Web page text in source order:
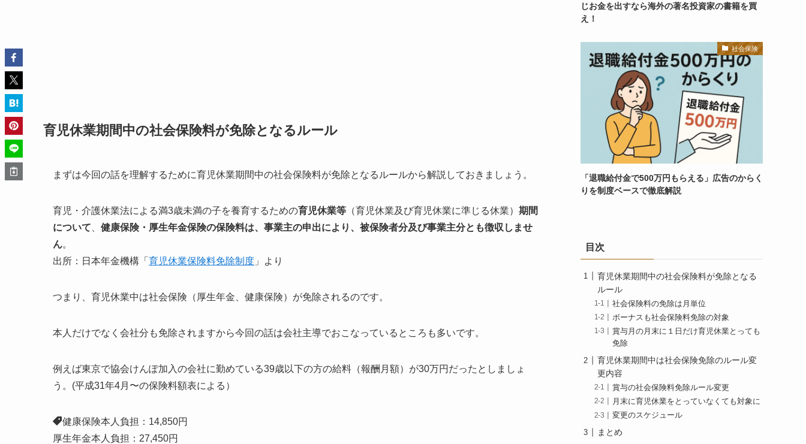
育児休業期間中の社会保険料が免除となるルール
まずは今回の話を理解するために育児休業期間中の社会保険料が免除となるルールから解説しておきましょう。
育児・介護休業法による満3歳未満の子を養育するための育児休業等 （育児休業及び育児休業に準じる休業） 期間
について
健康保険・厚生年金保険の保険料は、事業主の申出により、被保険者分及び事業主分とも徴収しませ
ん。
出所：日本年金機構「 育児休業保険料免除制度 」より
つまり、育児休業中は社会保険（厚生年金、健康保険）が免除されるのです。
本人だけでなく会社分も免除されますから今回の話は会社主導でおこなっているところも多いです。
例えば東京で協会けんぽ加入の会社に勤めている39歳以下の方の給料（報酬月額）が30万円だったとしましょ
う。(平成31年4月〜の保険料額表による）
健康保険本人負担：14,850円
厚生年金本人負担：27,450円
じお金を出すなら海外の著名投資家の書籍を買
え！
社会保険
「退職給付金で500万円もらえる」広告のからく
りを制度ベースで徹底解説
目次
育児休業期間中の社会保険料が免除となる
ルール
社会保険料の免除は月単位
ボーナスも社会保険料免除の対象
賞与月の月末に１日だけ育児休業とっても
免除
育児休業期間中は社会保険免除のルール変
更内容
賞与の社会保険料免除ルール変更
月末に育児休業をとっていなくても対象に
変更のスケジュール
まとめ